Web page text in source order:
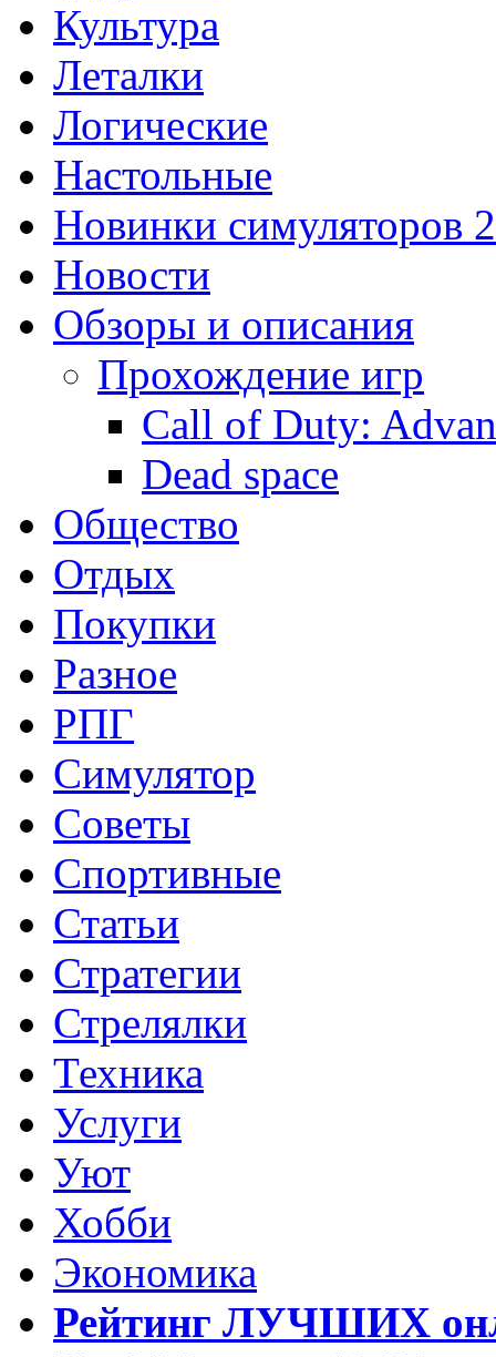
Культура
Леталки
Логические
Настольные
Новинки симуляторов
Новости
Обзоры и описания
Прохождение игр
Call of Duty:
Dead space
Общество
Отдых
Покупки
Разное
РПГ
Симулятор
Советы
Спортивные
Статьи
Стратегии
Стрелялки
Техника
Услуги
Уют
Хобби
Экономика
Рейтинг ЛУЧШИХ